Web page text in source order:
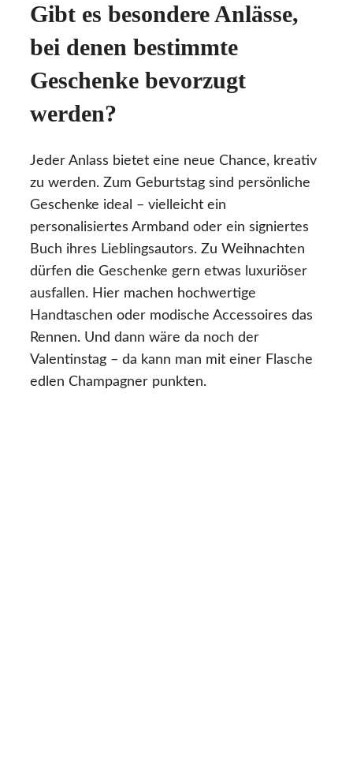
Gibt es besondere Anlässe,
bei denen bestimmte
Geschenke bevorzugt
werden?
Jeder Anlass bietet eine neue Chance, kreativ
zu werden. Zum Geburtstag sind persönliche
Geschenke ideal – vielleicht ein
personalisiertes Armband oder ein signiertes
Buch ihres Lieblingsautors. Zu Weihnachten
dürfen die Geschenke gern etwas luxuriöser
ausfallen. Hier machen hochwertige
Handtaschen oder modische Accessoires das
Rennen. Und dann wäre da noch der
Valentinstag – da kann man mit einer Flasche
edlen Champagner punkten.